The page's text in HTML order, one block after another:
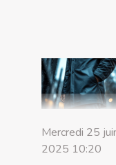
Mercredi 25
2025 10:20